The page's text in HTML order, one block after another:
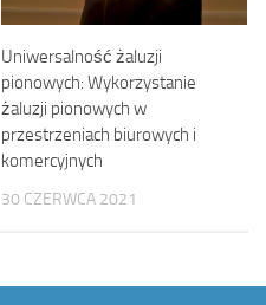
Uniwersalność żaluzji
pionowych: Wykorzystanie
żaluzji pionowych w
przestrzeniach biurowych i
komercyjnych
30 CZERWCA 2021